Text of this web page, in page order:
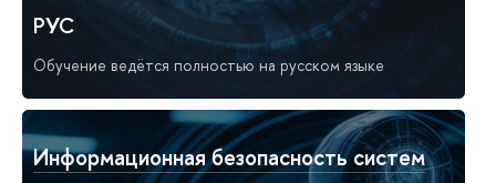
РУС
Обучение ведётся полностью на русском языке
Информационная безопасность систем